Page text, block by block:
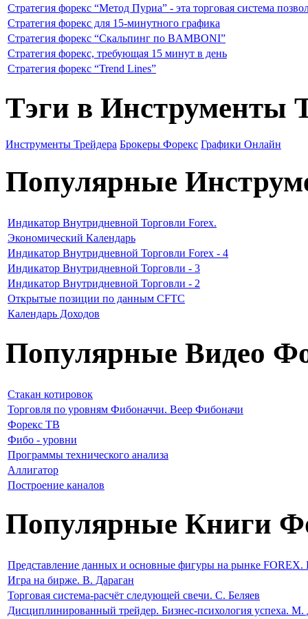
Стратегия форекс “Метод Пуриа” - эта торговая система
Стратегия форекс для 15-минутного графика
Стратегия форекс “Скальпинг по BAMBONI”
Стратегия форекс, требующая 15 минут в день
Стратегия форекс “Trend Lines”
Тэги в Инструменты
Инструменты Трейдера Брокеры Форекс Графики Онлайн
Популярные
Индикатор Внутридневной Торговли Forex.
Экономический Календарь
Индикатор Внутридневной Торговли Forex - 4
Индикатор Внутридневной Торговли - 3
Индикатор Внутридневной Торговли - 2
Открытые позиции по данным CFTC
Календарь Доходов
Популярные Видео
Стакан котировок
Торговля по уровням Фибоначчи. Веер Фибоначи
Форекс ТВ
Фибо - уровни
Программы технического анализа
Аллигатор
Построение каналов
Популярные Книги
Представление данных и основные фигуры на рынке
Игра на бирже. В. Дараган
Торговая система-расчёт следующей свечи. С. Беляев
Дисциплинированный трейдер. Бизнес-психология успеха. М.